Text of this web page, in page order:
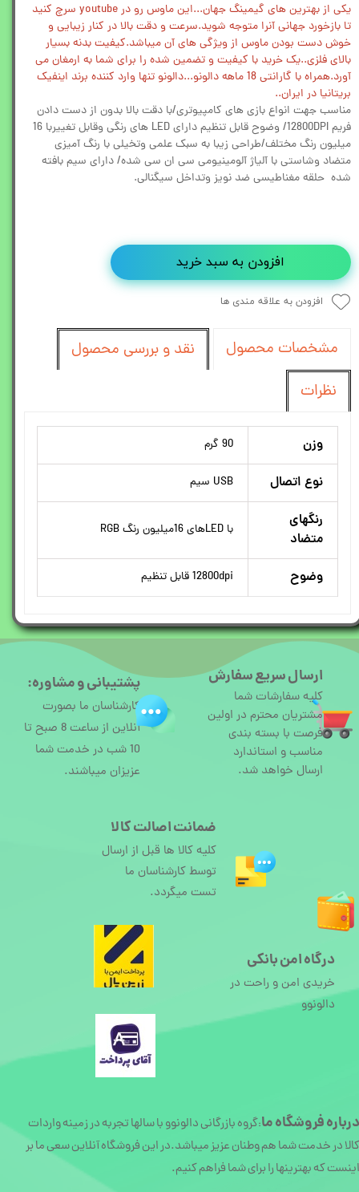
یکی از بهترین های گیمینگ جهان...این ماوس رو در youtube سرچ کنید
تا بازخورد جهانی آنرا متوجه شوید.سرعت و دقت بالا در کنار زیبایی و
خوش دست بودن ماوس از ویژگی های آن میباشد.کیفیت بدنه بسیار
بالای فلزی..یک خرید با کیفیت و تضمین شده را برای شما به ارمغان می
آورد.همراه با گارانتی 18 ماهه دالونو...دالونو تنها وارد کننده برند اینفیک
بریتانیا در ایران..
مناسب جهت انواع بازی های کامپیوتری/با دقت بالا بدون از دست دادن
فریم 12800DPI/ وضوح قابل تنظیم دارای LED های رنگی وقابل تغییربا 16
میلیون رنگ مختلف/طراحی زیبا به سبک علمی وتخیلی با رنگ آمیزی
متضاد وشاستی با آلیاژ آلومینیومی سی ان سی شده/ دارای سیم بافته
شده حلقه مغناطیسی ضد نویز وتداخل سیگنالی.
افزودن به سبد خرید
افزودن به علاقه مندی ها
مشخصات محصول
نقد و بررسی محصول
نظرات
وزن 90 گرم
نوع اتصال USB سیم
رنگهای
متضاد
با LEDهای 16میلیون رنگ RGB
وضوح 12800dpi قابل تنظیم
ارسال سریع سفارش
کلیه سفارشات شما
مشتریان محترم در اولین
فرصت با بسته بندی
مناسب و استاندارد
ارسال خواهد شد.
دربارهفروشگاه ما:گروه بازرگانی دالونوو با سالها تجربه در زمینه واردات
کالا در خدمت شما هم وطنان عزیز میباشد.در این فروشگاه آنلاین سعی ما بر
اینست که بهترینها را برای شما فراهم کنیم.
درگاه امن بانکی
خریدی امن و راحت در
دالونوو
پشتیبانی و مشاوره:
کارشناسان ما بصورت
آنلاین از ساعت 8 صبح تا
10 شب در خدمت شما
عزیزان میباشند.
ضمانت اصالت کالا
کلیه کالا ها قبل از ارسال
توسط کارشناسان ما
تست میگردد.